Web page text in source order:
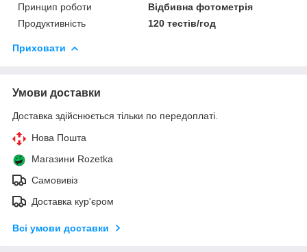
Принцип роботи
Відбивна фотометрія
Продуктивність
120 тестів/год
Приховати
Умови доставки
Доставка здійснюється тільки по передоплаті.
Нова Пошта
Магазини Rozetka
Самовивіз
Доставка кур'єром
Всі умови доставки